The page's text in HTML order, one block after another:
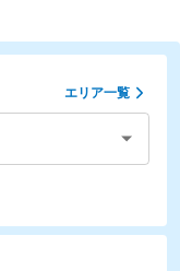
エリア一覧